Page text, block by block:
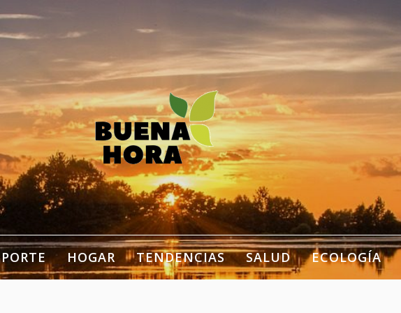
de vida, bienestar,
HOGAR TENDENCIAS SALUD ECOLOGÍA